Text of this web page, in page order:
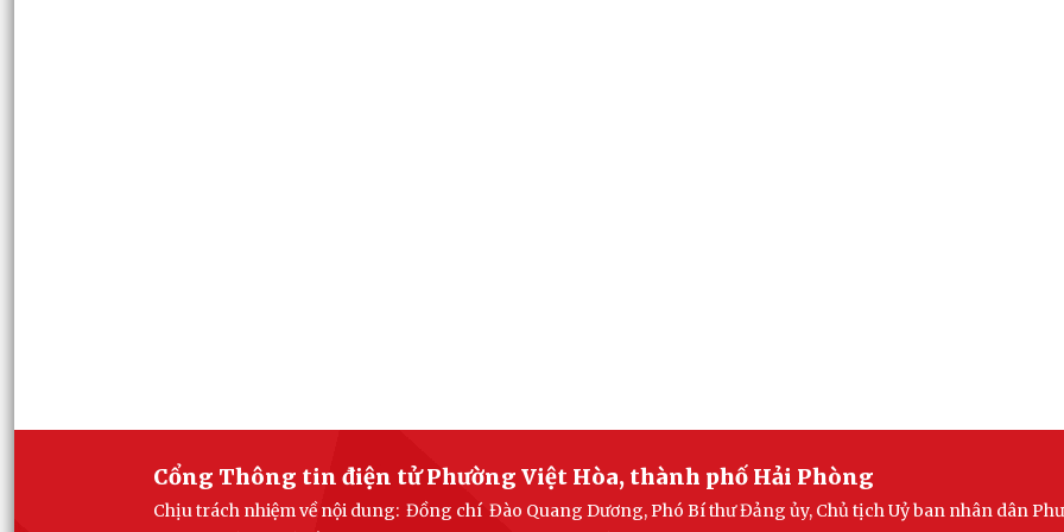
Cổng Thông tin điện tử Phường Việt Hòa, thành phố Hải Phòng
Chịu trách nhiệm về nội dung: Đồng chí Đào Quang Dương, Phó Bí thư Đảng ủy, Chủ tịch Uỷ ban nhân dân